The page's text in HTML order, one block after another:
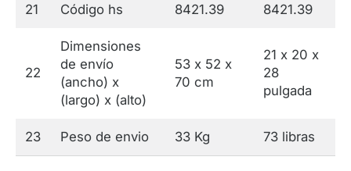
21 Código hs 8421.39 8421.39
22
Dimensiones
de envío
(ancho) x
(largo) x (alto)
53 x 52 x
70 cm
21 x 20 x
28
pulgada
23 Peso de envio 33 Kg 73 libras